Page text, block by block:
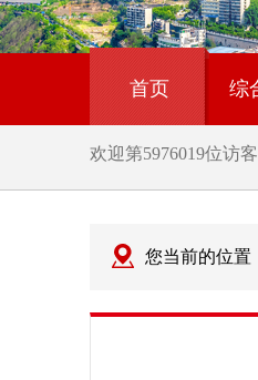
首页 综
欢迎第5976019位访客
您当前的位置